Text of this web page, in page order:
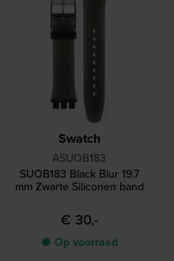
Swatch
ASUOB183
SUOB183 Black Blur 19.7
mm Zwarte Siliconen band
€ 30,-
● Op voorraad